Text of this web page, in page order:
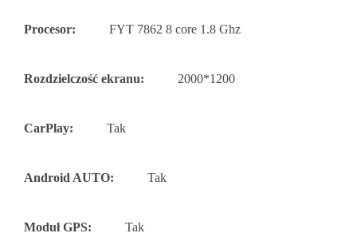
Procesor: FYT 7862 8 core 1.8 Ghz
Rozdzielczość ekranu: 2000*1200
CarPlay: Tak
Android AUTO: Tak
Moduł GPS: Tak